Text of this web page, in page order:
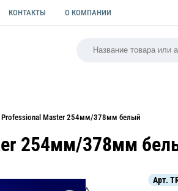
КОНТАКТЫ О КОМПАНИИ
Master 254мм/378мм белый
254мм/378мм
Арт.